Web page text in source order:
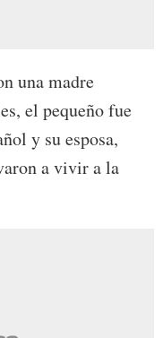
una madre
el pequeño fue
y su esposa,
a vivir a la